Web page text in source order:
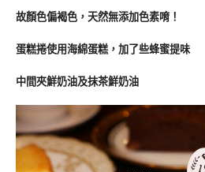
故顏色偏褐色，天然無添加色素唷！
蛋糕捲使用海綿蛋糕，加了些蜂蜜提味
中間夾鮮奶油及抹茶鮮奶油